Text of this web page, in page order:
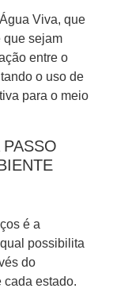
Viva, que
que sejam
entre o
o uso de
para o meio
é a
possibilita
do
cada estado.